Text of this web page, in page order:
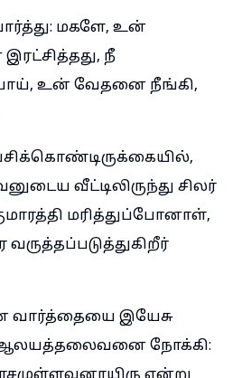
மகளே, உன்
நீ
உன் வேதனை நீங்கி,
வீட்டிலிருந்து சிலர்
மரித்துப்போனாள்,
இயேசு
நோக்கி: